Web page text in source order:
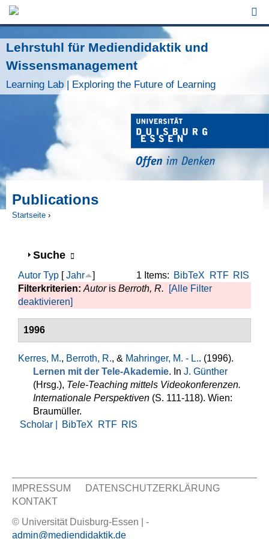
Jump to Navigation
Lehrstuhl für Mediendidaktik und
Wissensmanagement
Learning Lab | Exploring the Future of Learning
Publications
Startseite ›
Anzeigen
Suche
1 Items: BibTeX RTF RIS
Autor Typ [Jahr
]
Filterkriterien: Autoris Berroth, R.
[Alle Filter
deaktivieren]
1996
Kerres, M., Berroth, R., & Mahringer, M. - L.. (1996).
Lernen mit der Tele-Akademie. In J. Günther
(Hrsg.), Tele-Teaching mittels Videokonferenzen.
Internationale Perspektiven (S. 111-118). Wien:
Braumüller.
Scholar |
BibTeX RTF RIS
Sekundär Menü
IMPRESSUM
DATENSCHUTZERKLÄRUNG
KONTAKT
© Universität Duisburg-Essen | -
admin@mediendidaktik.de